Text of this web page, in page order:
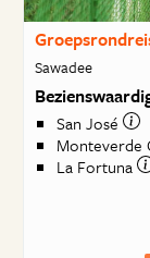
Sawadee
San José
Monteverde
La Fortuna